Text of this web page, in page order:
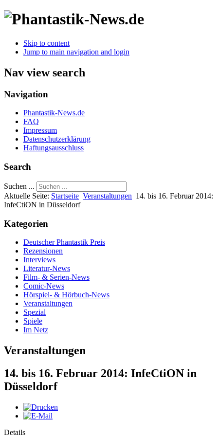
Skip to content
Jump to main navigation and login
Nav view search
Navigation
Phantastik-News.de
FAQ
Impressum
Datenschutzerklärung
Haftungsausschluss
Search
Suchen ...
Aktuelle Seite: Startseite Veranstaltungen 14. bis 16. Februar 2014:
InfeCtiON in Düsseldorf
Kategorien
Deutscher Phantastik Preis
Rezensionen
Interviews
Literatur-News
Film- & Serien-News
Comic-News
Hörspiel- & Hörbuch-News
Veranstaltungen
Spezial
Spiele
Im Netz
Veranstaltungen
14. bis 16. Februar 2014: InfeCtiON in
Düsseldorf
Details